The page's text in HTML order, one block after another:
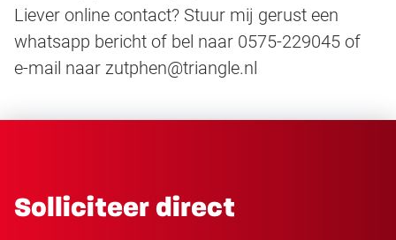
Liever online contact? Stuur mij gerust een
whatsapp bericht of bel naar 0575-229045 of
e-mail naar zutphen@triangle.nl
Solliciteer direct